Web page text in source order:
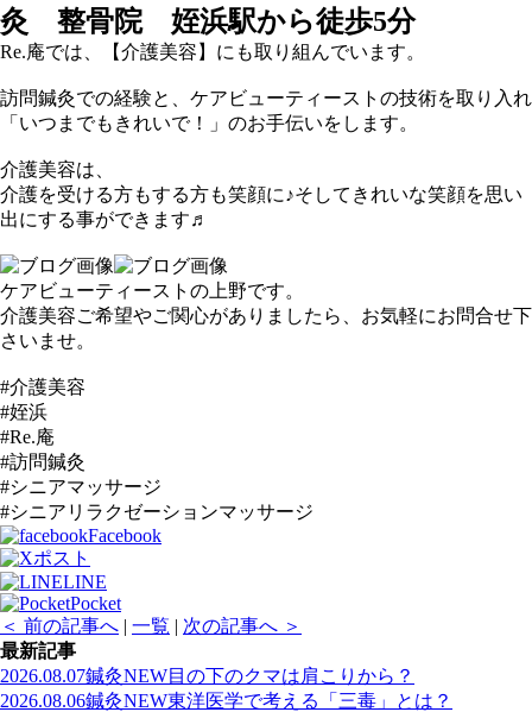
灸 整骨院 姪浜駅から徒歩5分
Re.庵では、【介護美容】にも取り組んでいます。
訪問鍼灸での経験と、ケアビューティーストの技術を取り入れ
「いつまでもきれいで！」のお手伝いをします。
介護美容は、
介護を受ける方もする方も笑顔に♪そしてきれいな笑顔を思い
出にする事ができます♬
ケアビューティーストの上野です。
介護美容ご希望やご関心がありましたら、お気軽にお問合せ下
さいませ。
#介護美容
#姪浜
#Re.庵
#訪問鍼灸
#シニアマッサージ
#シニアリラクゼーションマッサージ
Facebook
ポスト
LINE
Pocket
＜ 前の記事へ | 一覧 | 次の記事へ ＞
最新記事
2026.08.07鍼灸NEW目の下のクマは肩こりから？
2026.08.06鍼灸NEW東洋医学で考える「三毒」とは？